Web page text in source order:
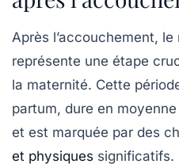
Après l’accouchement,
représente une étape
la maternité. Cette
partum, dure en
et est marquée par des
et physiques significatifs.